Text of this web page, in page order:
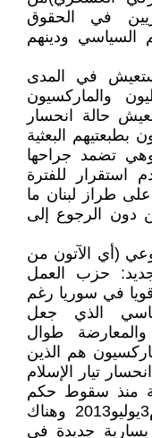
في الحقوق
السياسي ودينهم
في المدى
والماركسيون
حالة انحسار
بطبعتيهم البعثية
تضمد جراحها
للفترة
طراز لبنان ما
عام1989ولكن من دون الرجوع إلى
(أي الآتون من
الجديد: حزب العمل
في سوريا رغم
الذي جعل
طوال
الماركسيون هم الذين
تيار الإسلام
منذ سقوط حكم
(الإخوان المسلمون) في مصر بيوم3يوليو2013 وهناك
جديدة في